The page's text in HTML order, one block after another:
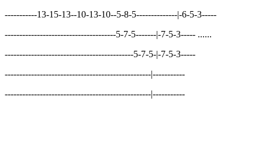
-----------13-15-13--10-13-10--5-8-5--------------|-6-5-3-----
--------------------------------------5-7-5-------|-7-5-3----- ......
--------------------------------------------5-7-5-|-7-5-3-----
--------------------------------------------------|-----------
--------------------------------------------------|-----------